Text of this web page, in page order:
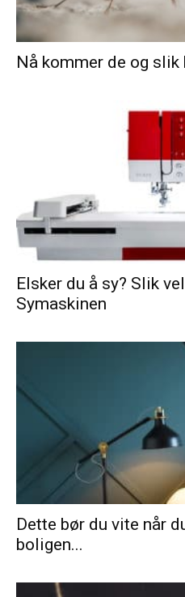
Nå kommer de og
Elsker du å sy? Slik
Symaskinen
Dette bør du vite når
boligen...